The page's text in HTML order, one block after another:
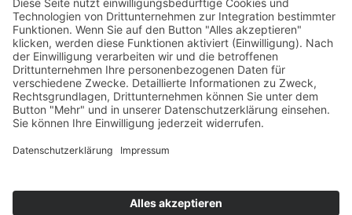
Hermann-Löns-Weg 18
37197 Hattorf am Harz
Telefon: (0 55 84) 25 00